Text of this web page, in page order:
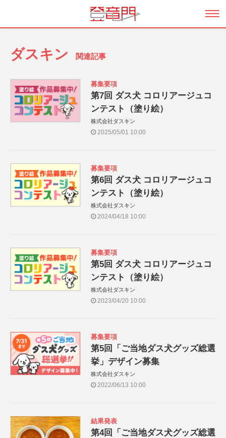
ダスキン 関連記事
募集要項
第7回 ダス犬 コロリアージュコ
ンテスト（塗り絵）
株式会社ダスキン
2025/05/01 10:00
募集要項
第6回 ダス犬 コロリアージュコ
ンテスト（塗り絵）
株式会社ダスキン
2024/04/18 10:00
募集要項
第5回 ダス犬 コロリアージュコ
ンテスト（塗り絵）
株式会社ダスキン
2023/04/20 10:00
募集要項
第5回「ご当地ダス犬グッズ総選
挙」デザイン募集
株式会社ダスキン
2022/06/13 10:00
結果発表
第4回「ご当地ダス犬グッズ総選